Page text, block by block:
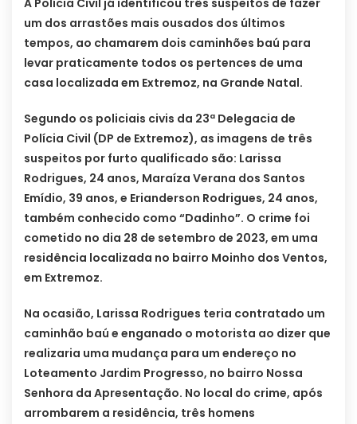
A Polícia Civil já identificou três suspeitos de fazer
um dos arrastões mais ousados dos últimos
tempos, ao chamarem dois caminhões baú para
levar praticamente todos os pertences de uma
casa localizada em Extremoz, na Grande Natal.
Segundo os policiais civis da 23ª Delegacia de
Polícia Civil (DP de Extremoz), as imagens de três
suspeitos por furto qualificado são: Larissa
Rodrigues, 24 anos, Maraíza Verana dos Santos
Emídio, 39 anos, e Erianderson Rodrigues, 24 anos,
também conhecido como “Dadinho”. O crime foi
cometido no dia 28 de setembro de 2023, em uma
residência localizada no bairro Moinho dos Ventos,
em Extremoz.
Na ocasião, Larissa Rodrigues teria contratado um
caminhão baú e enganado o motorista ao dizer que
realizaria uma mudança para um endereço no
Loteamento Jardim Progresso, no bairro Nossa
Senhora da Apresentação. No local do crime, após
arrombarem a residência, três homens